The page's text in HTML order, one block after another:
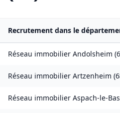
Recrutement dans le
Réseau immobilier Andolsheim (
Réseau immobilier Artzenheim (
Réseau immobilier Aspach-le-Bas